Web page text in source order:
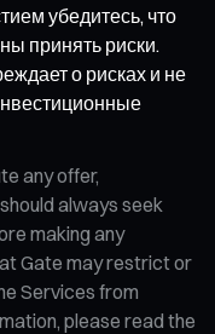
убедитесь, что
принять риски.
о рисках и не
any offer,
always seek
making any
Gate may restrict or
Services from
please read the